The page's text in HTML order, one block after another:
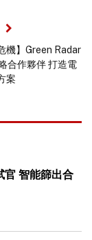
機】Green Radar
合作夥伴 打造電
案
官 智能篩出合